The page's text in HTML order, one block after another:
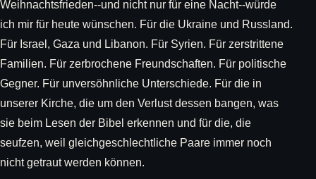
Weihnachtsfrieden--und nicht nur für eine Nacht--würde
ich mir für heute wünschen. Für die Ukraine und Russland.
Für Israel, Gaza und Libanon. Für Syrien. Für zerstrittene
Familien. Für zerbrochene Freundschaften. Für politische
Gegner. Für unversöhnliche Unterschiede. Für die in
unserer Kirche, die um den Verlust dessen bangen, was
sie beim Lesen der Bibel erkennen und für die, die
seufzen, weil gleichgeschlechtliche Paare immer noch
nicht getraut werden können.